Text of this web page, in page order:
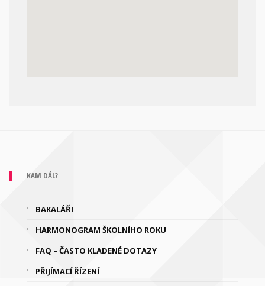
KAM DÁL?
BAKALÁŘI
HARMONOGRAM ŠKOLNÍHO ROKU
FAQ – ČASTO KLADENÉ DOTAZY
PŘIJÍMACÍ ŘÍZENÍ